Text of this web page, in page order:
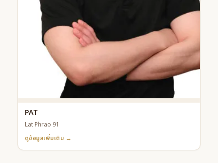
PAT
Lat Phrao 91
ดูข้อมูลเพิ่มเติม →